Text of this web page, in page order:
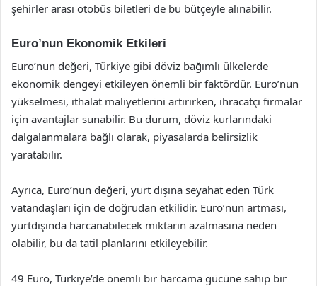
şehirler arası otobüs biletleri de bu bütçeyle alınabilir.
Euro’nun Ekonomik Etkileri
Euro’nun değeri, Türkiye gibi döviz bağımlı ülkelerde
ekonomik dengeyi etkileyen önemli bir faktördür. Euro’nun
yükselmesi, ithalat maliyetlerini artırırken, ihracatçı firmalar
için avantajlar sunabilir. Bu durum, döviz kurlarındaki
dalgalanmalara bağlı olarak, piyasalarda belirsizlik
yaratabilir.
Ayrıca, Euro’nun değeri, yurt dışına seyahat eden Türk
vatandaşları için de doğrudan etkilidir. Euro’nun artması,
yurtdışında harcanabilecek miktarın azalmasına neden
olabilir, bu da tatil planlarını etkileyebilir.
49 Euro, Türkiye’de önemli bir harcama gücüne sahip bir